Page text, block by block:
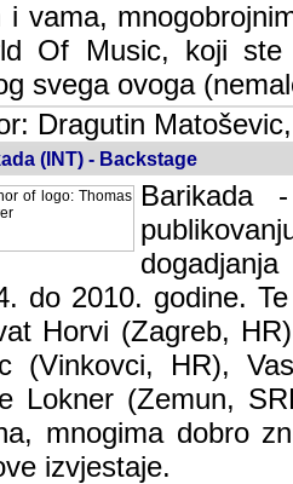
koji ste ga
(nemalog) rada.
Dragutin
(INT) - Backstage
Barikada
do 2010. godine.
Horvi (Zagreb,
(Vinkovci, HR),
Lokner (Zemun,
mnogima dobro
izvjestaje.